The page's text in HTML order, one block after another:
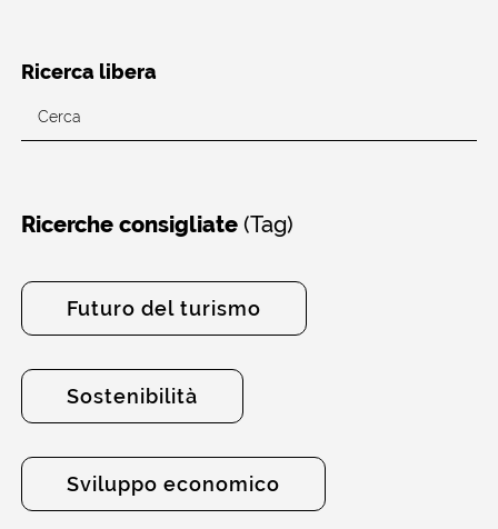
Ricerca libera
Ricerche consigliate(Tag)
Futuro del turismo
Sostenibilità
Sviluppo economico